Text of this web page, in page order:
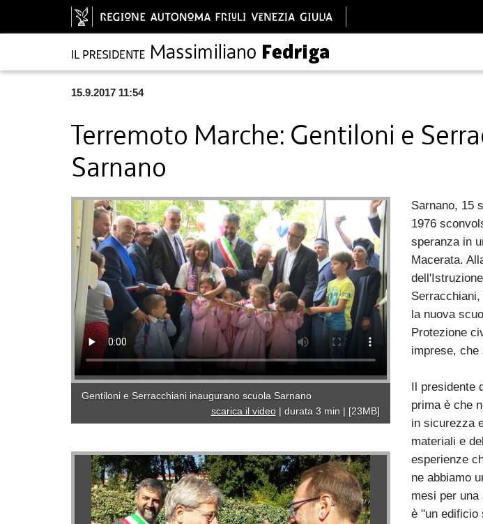
15.9.2017 11:54
Terremoto Marche: Gentiloni e
Sarnano
Gentiloni e Serracchiani inaugurano scuola Sarnano
scarica il video| durata 3 min | [23MB]
Sarnano, 15
1976
speranza in
Macerata.
la nuova
Protezione
imprese, che
Il presidente
prima è che
in sicurezza
materiali e
esperienze
ne abbiamo
mesi per
è "un edificio